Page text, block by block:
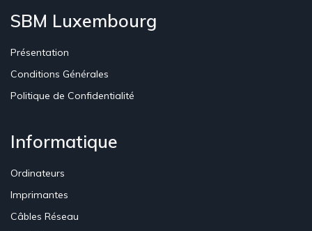
SBM Luxembourg
Présentation
Conditions Générales
Politique de Confidentialité
Informatique
Ordinateurs
Imprimantes
Câbles Réseau